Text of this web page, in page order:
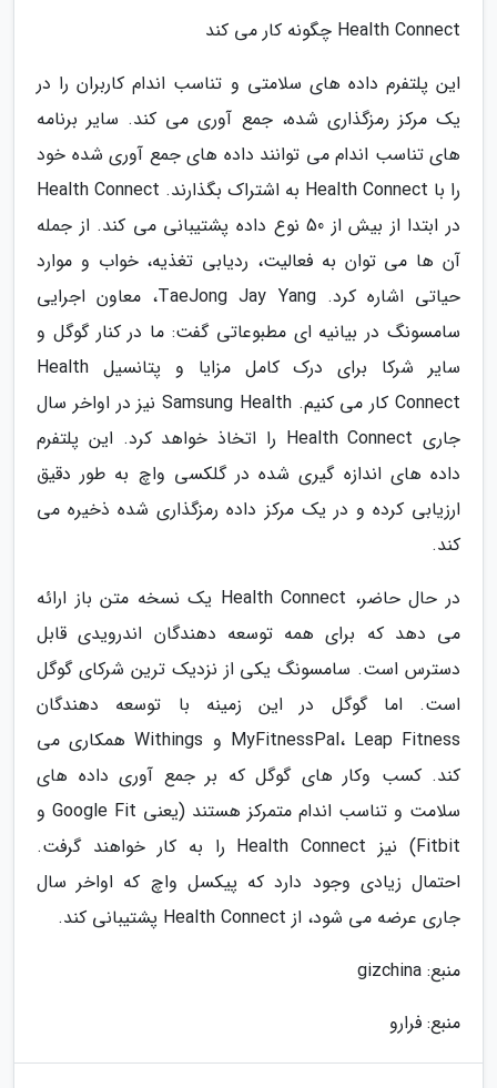
Health Connect چگونه کار می کند
این پلتفرم داده های سلامتی و تناسب اندام کاربران را در
یک مرکز رمزگذاری شده، جمع آوری می کند. سایر برنامه
های تناسب اندام می توانند داده های جمع آوری شده خود
را با Health Connect به اشتراک بگذارند. Health Connect
در ابتدا از بیش از 50 نوع داده پشتیبانی می کند. از جمله
آن ها می توان به فعالیت، ردیابی تغذیه، خواب و موارد
حیاتی اشاره کرد. TaeJong Jay Yang، معاون اجرایی
سامسونگ در بیانیه ای مطبوعاتی گفت: ما در کنار گوگل و
سایر شرکا برای درک کامل مزایا و پتانسیل Health
Connect کار می کنیم. Samsung Health نیز در اواخر سال
جاری Health Connect را اتخاذ خواهد کرد. این پلتفرم
داده های اندازه گیری شده در گلکسی واچ به طور دقیق
ارزیابی کرده و در یک مرکز داده رمزگذاری شده ذخیره می
کند.
در حال حاضر، Health Connect یک نسخه متن باز ارائه
می دهد که برای همه توسعه دهندگان اندرویدی قابل
دسترس است. سامسونگ یکی از نزدیک ترین شرکای گوگل
است. اما گوگل در این زمینه با توسعه دهندگان
MyFitnessPal، Leap Fitness و Withings همکاری می
کند. کسب وکار های گوگل که بر جمع آوری داده های
سلامت و تناسب اندام متمرکز هستند (یعنی Google Fit و
Fitbit) نیز Health Connect را به کار خواهند گرفت.
احتمال زیادی وجود دارد که پیکسل واچ که اواخر سال
جاری عرضه می شود، از Health Connect پشتیبانی کند.
منبع: gizchina
منبع: فرارو